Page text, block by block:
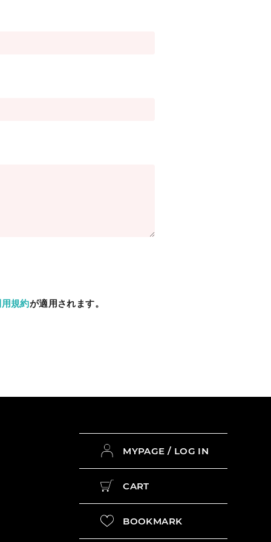
規約が適用されます。
MYPAGE / LOG IN
CART
BOOKMARK